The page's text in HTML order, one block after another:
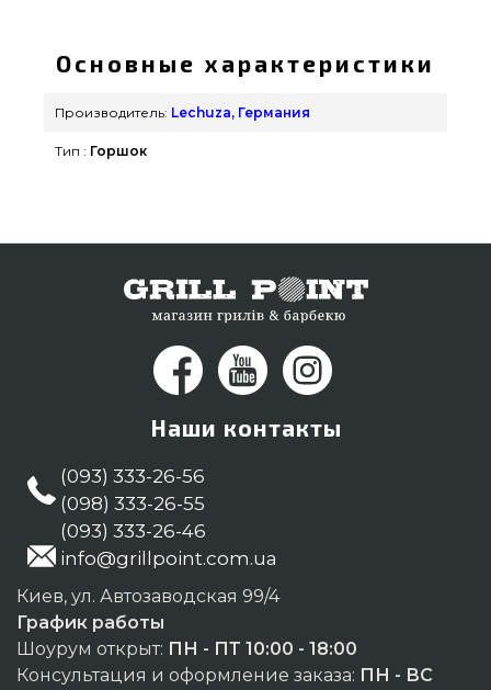
Lechuza, Германия по оправданной цене всего 3
709 грн. в онлайн каталоге брендовых грилей
GrillPoint. Выгодные предложения на Вазоны и
Наберите нашим специалистам на телефонный
Рог, Каменец-Подольский
Основные характеристики
Производитель: Lechuza, Германия
Тип : Горшок
Наши контакты
(093) 333-26-56
(098) 333-26-55
(093) 333-26-46
info@grillpoint.com.ua
Киев, ул. Автозаводская 99/4
График работы
Шоурум открыт: ПН - ПТ 10:00 - 18:00
Консультация и оформление заказа: ПН - ВС